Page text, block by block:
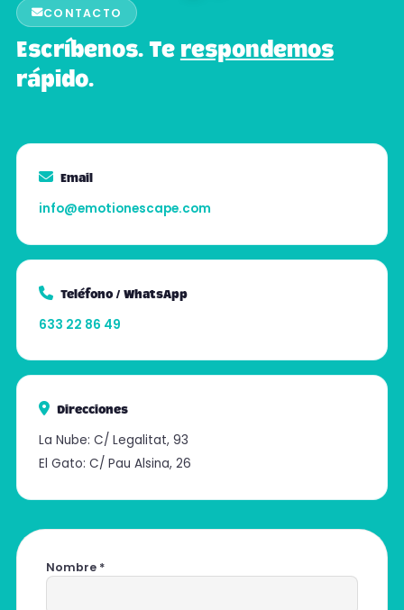
CONTACTO
Escríbenos. Te respondemos
rápido.
Email
info@emotionescape.com
Teléfono / WhatsApp
633 22 86 49
Direcciones
La Nube: C/ Legalitat, 93
El Gato: C/ Pau Alsina, 26
Nombre *